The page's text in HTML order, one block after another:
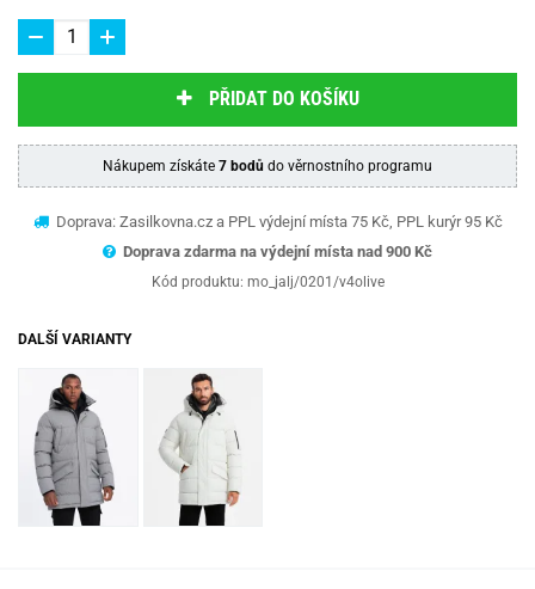
PŘIDAT DO KOŠÍKU
Nákupem získáte 7 bodů do věrnostního programu
Doprava: Zasilkovna.cz a PPL výdejní místa 75 Kč, PPL kurýr 95 Kč
Doprava zdarma na výdejní místa nad 900 Kč
Kód produktu: mo_jalj/0201/v4olive
DALŠÍ VARIANTY